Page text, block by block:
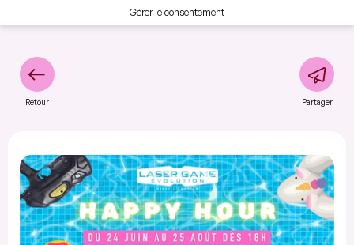
Gérer le consentement
Retour Partager